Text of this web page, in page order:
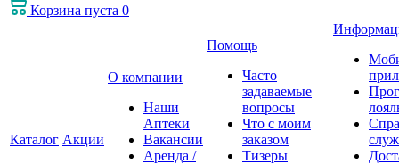
Корзина пуста 0
Каталог Акции
О компании
Наши
Аптеки
Вакансии
Аренда /
Помощь
Часто
задаваемые
вопросы
Что с моим
заказом
Тизеры